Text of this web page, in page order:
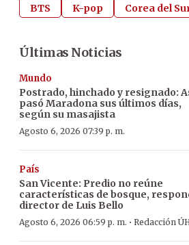
BTS K-pop Corea del
Últimas Noticias
Mundo
Postrado, hinchado y resignado:
pasó Maradona sus últimos días,
según su masajista
Agosto 6, 2026 07:39 p. m.
País
San Vicente: Predio no reúne
características de bosque,
director de Luis Bello
Agosto 6, 2026 06:59 p. m. · Redacción